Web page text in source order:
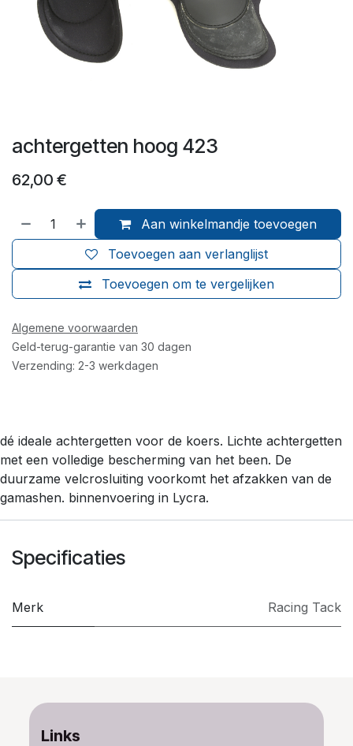
achtergetten hoog 423
62,00 €
Aan winkelmandje toevoegen
Toevoegen om te vergelijken
Toevoegen aan verlanglijst
Algemene voorwaarden
Geld-terug-garantie van 30 dagen
Verzending: 2-3 werkdagen
dé ideale achtergetten voor de koers. Lichte achtergetten
met een volledige bescherming van het been. De
duurzame velcrosluiting voorkomt het afzakken van de
gamashen. binnenvoering in Lycra.
Specificaties
Merk ​Racing Tack
Links